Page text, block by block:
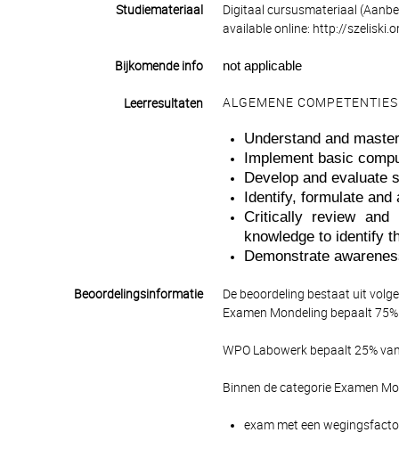
Studiemateriaal
Digitaal cursusmateriaal
available online: http://
Bijkomende info not applicable
Leerresultaten ALGEMENE COMPETENTIES
Understand and
Implement basic
Develop and evaluate
Identify, formulate
Critically review
knowledge to identify
Demonstrate
Beoordelingsinformatie
De beoordeling bestaat uit
Examen Mondeling bepaalt
WPO Labowerk bepaalt 25%
Binnen de categorie Examen
exam met een